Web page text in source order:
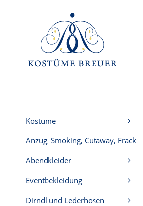
Kostüme
Anzug, Smoking, Cutaway, Frack
Abendkleider
Eventbekleidung
Dirndl und Lederhosen